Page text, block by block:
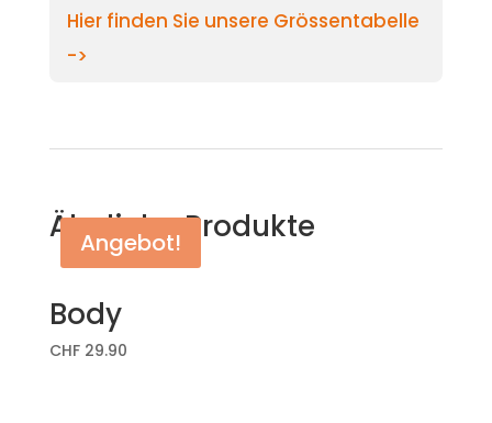
Hier finden Sie unsere Grössentabelle
->
Ähnliche Produkte
Body
CHF29.90
Angebot!